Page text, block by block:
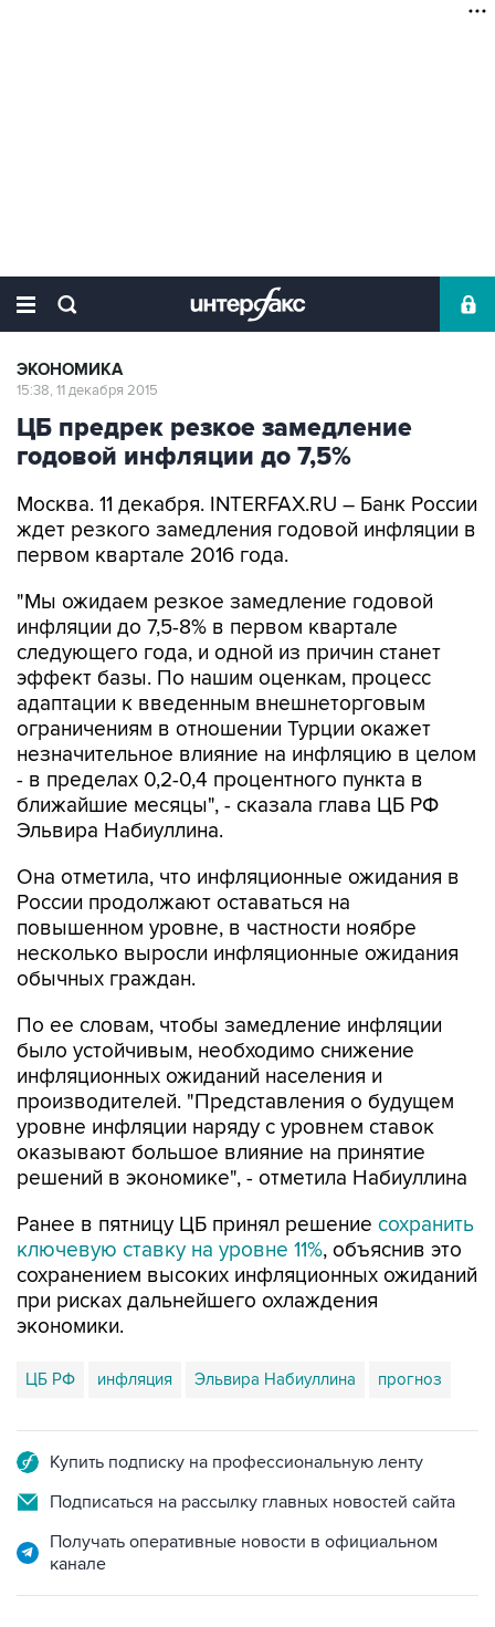
ЭКОНОМИКА
15:38, 11 декабря 2015
ЦБ предрек резкое замедление
годовой инфляции до 7,5%
Москва. 11 декабря. INTERFAX.RU – Банк России
ждет резкого замедления годовой инфляции в
первом квартале 2016 года.
"Мы ожидаем резкое замедление годовой
инфляции до 7,5-8% в первом квартале
следующего года, и одной из причин станет
эффект базы. По нашим оценкам, процесс
адаптации к введенным внешнеторговым
ограничениям в отношении Турции окажет
незначительное влияние на инфляцию в целом
- в пределах 0,2-0,4 процентного пункта в
ближайшие месяцы", - сказала глава ЦБ РФ
Эльвира Набиуллина.
Она отметила, что инфляционные ожидания в
России продолжают оставаться на
повышенном уровне, в частности ноябре
несколько выросли инфляционные ожидания
обычных граждан.
По ее словам, чтобы замедление инфляции
было устойчивым, необходимо снижение
инфляционных ожиданий населения и
производителей. "Представления о будущем
уровне инфляции наряду с уровнем ставок
оказывают большое влияние на принятие
решений в экономике", - отметила Набиуллина
Ранее в пятницу ЦБ принял решение сохранить
ключевую ставку на уровне 11%, объяснив это
сохранением высоких инфляционных ожиданий
при рисках дальнейшего охлаждения
экономики.
ЦБ РФ инфляция Эльвира Набиуллина прогноз
Купить подписку на профессиональную ленту
Подписаться на рассылку главных новостей сайта
Получать оперативные новости в официальном
канале